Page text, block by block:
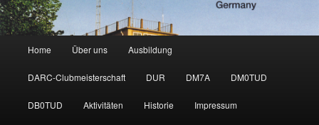
Home Über uns Ausbildung
DARC-Clubmeisterschaft DUR DM7A DM0TUD
DB0TUD Aktivitäten Historie Impressum